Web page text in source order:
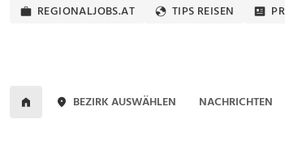
REGIONALJOBS.AT TIPS REISEN
BEZIRK AUSWÄHLEN NACHRICHTEN